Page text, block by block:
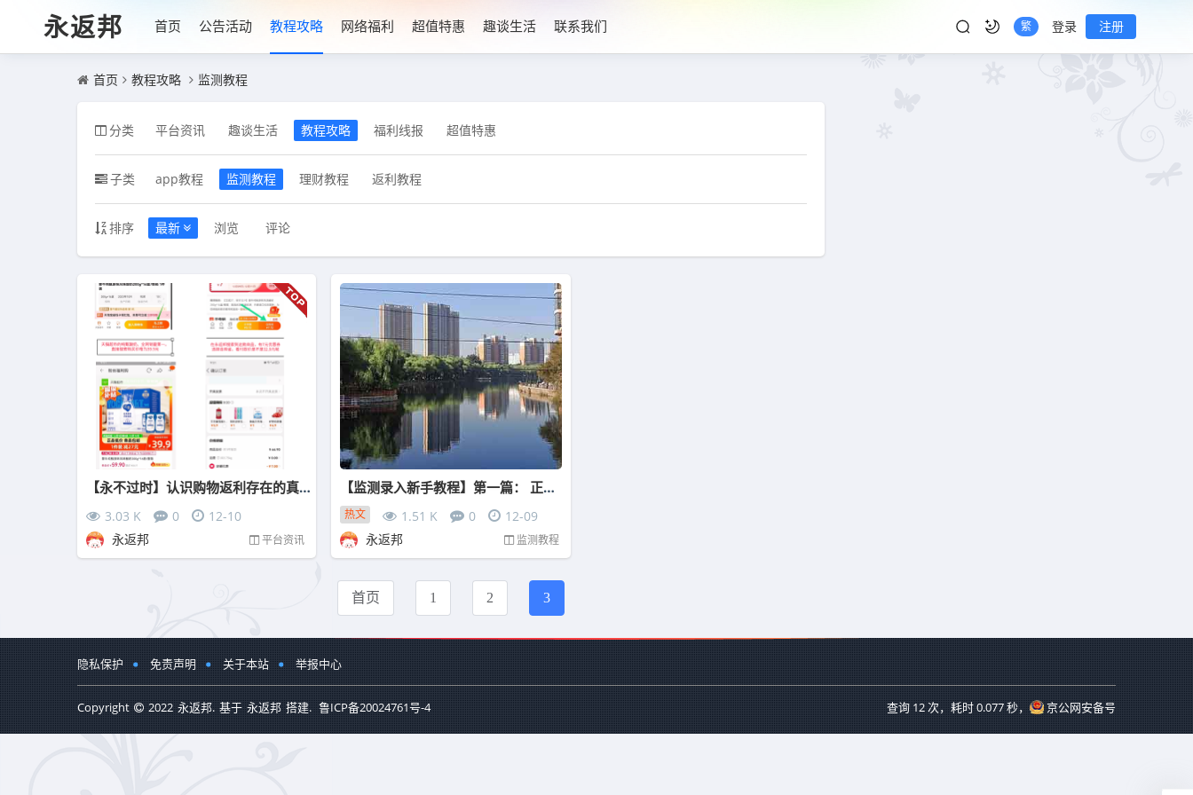
永返邦 首页 公告活动 教程攻略 网络福利 超值特惠 趣谈生活 联系我们 繁 登录 注册
首页 教程攻略 监测教程
分类 平台资讯 趣谈生活 教程攻略 福利线报 超值特惠
子类 app教程 监测教程 理财教程 返利教程
排序 最新 浏览 评论
【永不过时】认识购物返利存在的真正意义
3.03 K 0
12-10
永返邦
平台资讯
【监测录入新手教程】第一篇： 正确看待监测录入赚钱
热文 1.51 K 0
12-09
永返邦
监测教程
首页 1 2 3
隐私保护 免责声明 关于本站 举报中心
Copyright 2022 永返邦. 基于 永返邦 搭建. 鲁ICP备20024761号-4 查询 12 次，耗时 0.077 秒， 京公网安备号